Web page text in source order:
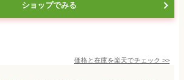
ショップでみる
価格と在庫を楽天でチェック >>